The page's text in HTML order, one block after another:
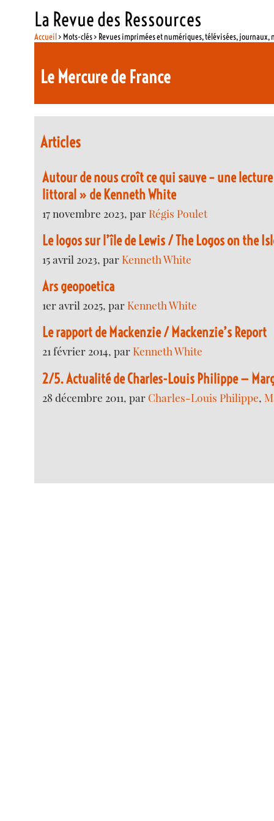
La Revue des Ressources
Accueil> Mots-clés > Revues imprimées et numériques, télévisées, journaux,
Le Mercure de France
Articles
Autour de nous croît ce qui sauve – une
littoral » de Kenneth White
17 novembre 2023, par Régis Poulet
Le logos sur l’île de Lewis / The Logos on the
15 avril 2023, parKenneth White
Ars geopoetica
1er avril 2025, parKenneth White
Le rapport de Mackenzie / Mackenzie’s Report
21 février 2014, parKenneth White
2/5. Actualité de Charles-Louis Philippe —
28 décembre 2011, par Charles-Louis Philippe ,